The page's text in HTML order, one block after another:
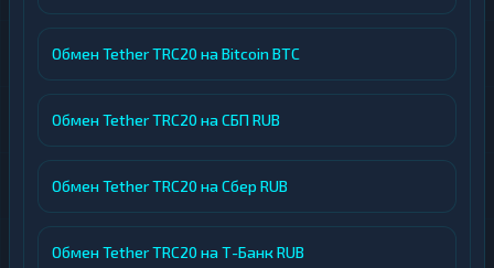
Обмен Tether TRC20 на Bitcoin BTC
Обмен Tether TRC20 на СБП RUB
Обмен Tether TRC20 на Сбер RUB
Обмен Tether TRC20 на Т-Банк RUB